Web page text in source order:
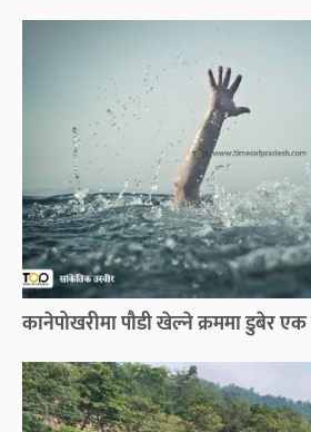
कानेपोखरीमा पौडी खेल्ने क्रममा डुबेर